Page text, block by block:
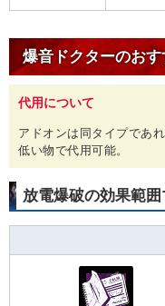
爆音ドクターのお
代用について
アドオンは同タイプであ
低い物で代用可能。
放電爆破の効果範